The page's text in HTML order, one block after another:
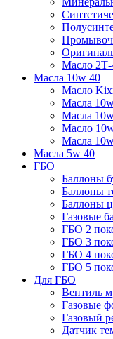
Масло
Масла 10w 40
Mасло
Масла
Масла
Масло
Масла
Масла 5w 40
ГБО
Баллоны
Баллоны
Баллоны
Газовые
ГБО 2
ГБО 3
ГБО 4
ГБО 5
Для ГБО
Вентиль
Газовые
Газовый
Датчик